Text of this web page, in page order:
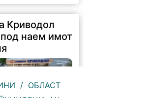
08-07 11:30:54
ОБЛАСТ
гр. Криводол, ул.
/ ОБЛАСТ